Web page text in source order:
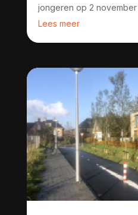
jongeren op 2
Lees meer